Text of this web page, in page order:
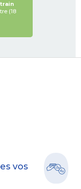
(18
vos